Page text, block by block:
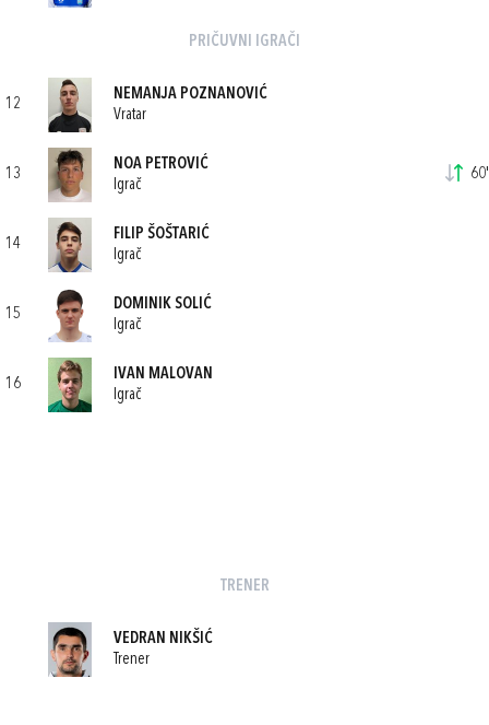
PRIČUVNI IGRAČI
12
NEMANJA POZNANOVIĆ
Vratar
13
NOA PETROVIĆ
Igrač
60'
14
FILIP ŠOŠTARIĆ
Igrač
15
DOMINIK SOLIĆ
Igrač
16
IVAN MALOVAN
Igrač
TRENER
VEDRAN NIKŠIĆ
Trener